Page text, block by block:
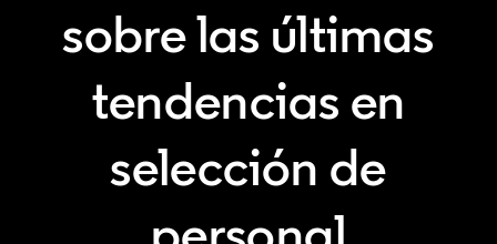
sobre las últimas
tendencias en
selección de